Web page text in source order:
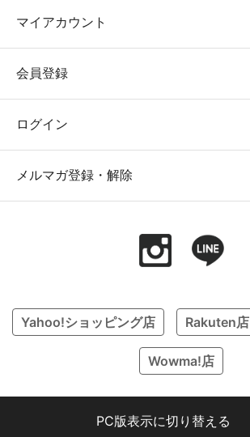
マイアカウント
会員登録
ログイン
メルマガ登録・解除
Yahoo!ショッピング店 Rakuten店
Wowma!店
PC版表示に切り替える